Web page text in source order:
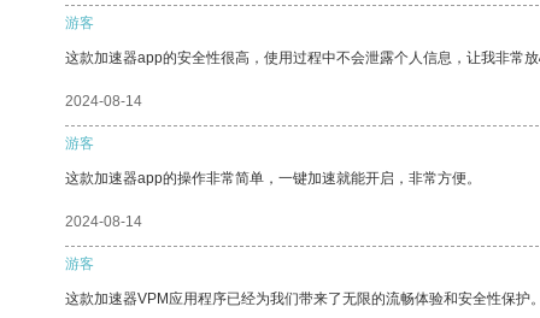
游客
这款加速器app的安全性很高，使用过程中不会泄露个人信息，让我非常
2024-08-14
游客
这款加速器app的操作非常简单，一键加速就能开启，非常方便。
2024-08-14
游客
这款加速器VPM应用程序已经为我们带来了无限的流畅体验和安全性保护